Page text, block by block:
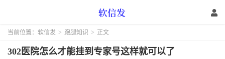
当前位置： 软信发 > 跑腿知识 > 正文
302医院怎么才能挂到专家号这样就可以了